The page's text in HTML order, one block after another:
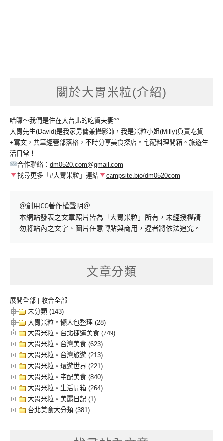
關於大胃米粒(介紹)
哈囉～我們是住在大台北的吃貨夫妻^^
大胃先生(David)是我家男傭兼攝影師，我是米粒小姐(Milly)負責吃貨
+寫文，共筆經營部落格，不時分享美食探店。宅配料理開箱。旅遊生
活日常！
合作聯絡： dm0520.com@gmail.com
找尋更多「#大胃米粒」連結
campsite.bio/dm0520com
＠創用CC著作權聲明＠
本網站發表之文章照片皆為「大胃米粒」所有，未經授權請
勿將站內之文字、圖片任意轉貼與商用，違者將依法追究。
文章分類
展開全部 | 收合全部
未分類 (143)
大胃米粒。懶人包整理 (28)
大胃米粒。台北捷運美食 (749)
大胃米粒。台灣美食 (623)
大胃米粒。台灣旅遊 (213)
大胃米粒。環遊世界 (221)
大胃米粒。宅配美食 (840)
大胃米粒。生活開箱 (264)
大胃米粒。美麗日記 (1)
台北美食大分類 (381)